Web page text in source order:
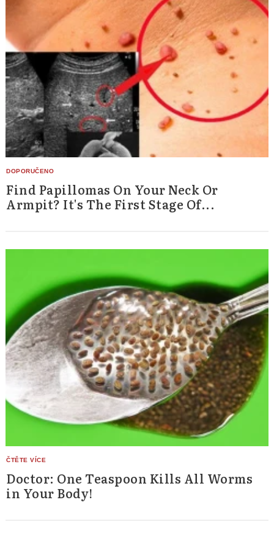
Find Papillomas On Your Neck Or
Armpit? It's The First Stage Of...
Doctor: One Teaspoon Kills All Worms
in Your Body!